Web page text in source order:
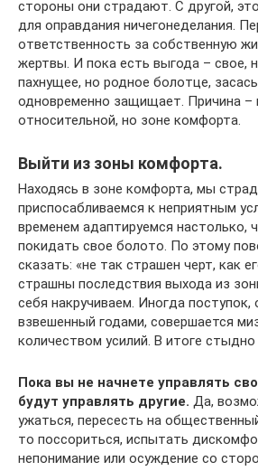
стороны они страдают. С другой,
для оправдания ничегонеделания.
ответственность за собственную
жертвы. И пока есть выгода – свое,
пахнущее, но родное болотце,
одновременно защищает. Причина –
относительной, но зоне комфорта.
Выйти из зоны комфорта.
Находясь в зоне комфорта, мы
приспосабливаемся к неприятным
временем адаптируемся настолько,
покидать свое болото. По этому
сказать: «не так страшен черт, как
страшны последствия выхода из
себя накручиваем. Иногда
взвешенный годами, совершается
количеством усилий. В итоге стыдно
Пока вы не начнете управлять
будут управлять другие. Да,
ужаться, пересесть на
то поссориться, испытать
непонимание или осуждение со